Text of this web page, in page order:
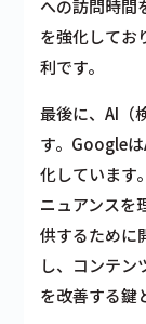
への訪問時間
を強化してお
利です。
最後に、AI（
す。Google
化しています
ニュアンスを
供するために
し、コンテン
を改善する鍵